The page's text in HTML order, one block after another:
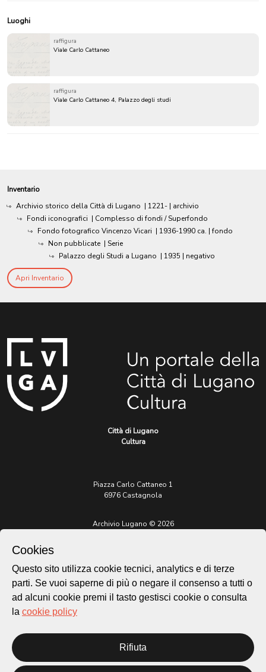
Luoghi
raffigura
Viale Carlo Cattaneo
raffigura
Viale Carlo Cattaneo 4, Palazzo degli studi
Inventario
Archivio storico della Città di Lugano | 1221- | archivio
Fondi iconografici | Complesso di fondi / Superfondo
Fondo fotografico Vincenzo Vicari | 1936-1990 ca. | fondo
Non pubblicate | Serie
Palazzo degli Studi a Lugano | 1935 | negativo
Apri Inventario
Città di Lugano
Cultura
Piazza Carlo Cattaneo 1
6976 Castagnola
Archivio Lugano © 2026
t. +41 58 866 68 50
Sito istituzionale:
lugano.ch
Privacy Policy
Credits
Homepage
Cookies
Questo sito utilizza cookie tecnici, analytics e di terze
parti. Se vuoi saperne di più o negare il consenso a tutti o
ad alcuni cookie premi il tasto gestisci cookie o consulta
la cookie policy
Rifiuta